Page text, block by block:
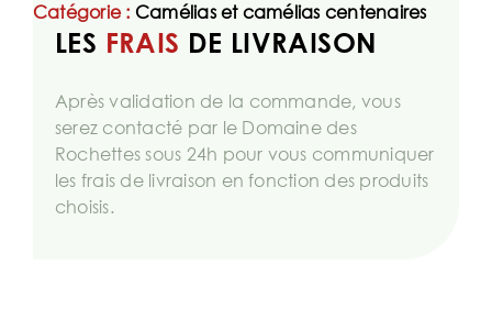
Catégorie : Camélias et camélias centenaires
LES FRAIS DE LIVRAISON
Après validation de la commande, vous
serez contacté par le Domaine des
Rochettes sous 24h pour vous communiquer
les frais de livraison en fonction des produits
choisis.